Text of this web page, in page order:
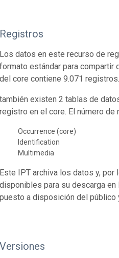
Registros
Los datos en este recurso de
formato estándar para compartir
del core contiene 9.071 registros.
también existen 2 tablas de
registro en el core. El número
Occurrence (core)
Identification
Multimedia
Este IPT archiva los datos y,
disponibles para su descarga
puesto a disposición del
Versiones